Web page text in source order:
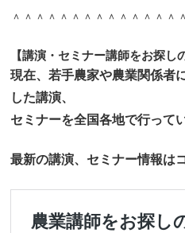
＾＾＾＾＾＾＾＾＾＾＾＾＾＾
【講演・セミナー講師をお探し
現在、若手農家や農業関係者
した講演、
セミナーを全国各地で行って
最新の講演、セミナー情報は